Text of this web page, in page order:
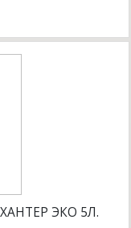
ЭКО 5Л.